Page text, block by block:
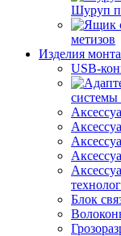
Шуруп
метизов
Изделия
USB-
системы
Блок